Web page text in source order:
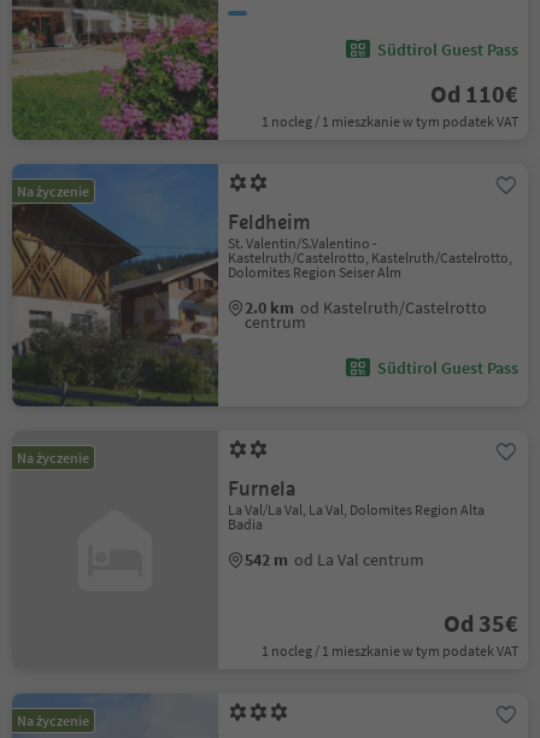
Südtirol Guest Pass
Od 110€
1 nocleg / 1 mieszkanie w tym podatek VAT
Na życzenie
Feldheim
St. Valentin/S.Valentino -
Kastelruth/Castelrotto, Kastelruth/Castelrotto,
Dolomites Region Seiser Alm
2.0 km od Kastelruth/Castelrotto
centrum
Südtirol Guest Pass
Na życzenie
Furnela
La Val/La Val, La Val, Dolomites Region Alta
Badia
542 m od La Val centrum
Od 35€
1 nocleg / 1 mieszkanie w tym podatek VAT
Na życzenie